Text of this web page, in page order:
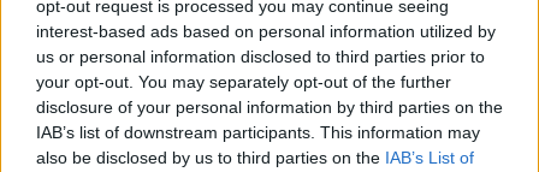
opt-out request is processed you may continue seeing
interest-based ads based on personal information utilized by
us or personal information disclosed to third parties prior to
your opt-out. You may separately opt-out of the further
disclosure of your personal information by third parties on the
IAB’s list of downstream participants. This information may
also be disclosed by us to third parties on the IAB’s List of